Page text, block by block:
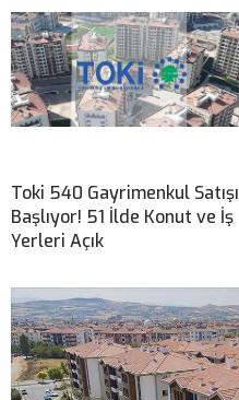
Toki 540 Gayrimenkul Satışı
Başlıyor! 51 İlde Konut ve İş
Yerleri Açık